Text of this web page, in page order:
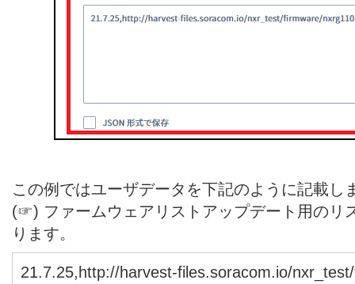
この例ではユーザデータを下記のように記載し
(☞) ファームウェアリストアップデート用のリ
ります。
21.7.25,http://harvest-files.soracom.io/